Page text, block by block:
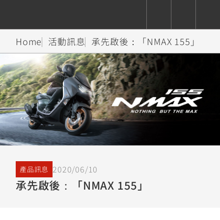
依風格 依排氣量
Super
Sport
Hyper
Naked
Sport
Heritage
YZF-R9
550+
YZF-R7
550+
MT-
09
Y-
550+
MT-
550+ 550+
依風格 依排氣量
Premium Sport FashionAdventureFamily
TMAX
550+
XMAX
251~549
CYGNUS
XR
150
CYGNUS
Limi
125
BW'S
Zii
CUXiE
2.5 kw
追蹤愛車
我的愛車 瀏覽紀錄
Home 活動訊息 承先啟後：「NMAX 155」
產品訊息 2020/06/10
承先啟後：「NMAX 155」